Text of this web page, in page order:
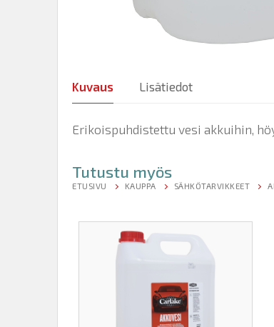
Kuvaus Lisätiedot
Erikoispuhdistettu vesi akkuihin,
Tutustu myös
ETUSIVU KAUPPA SÄHKÖTARVIKKEET